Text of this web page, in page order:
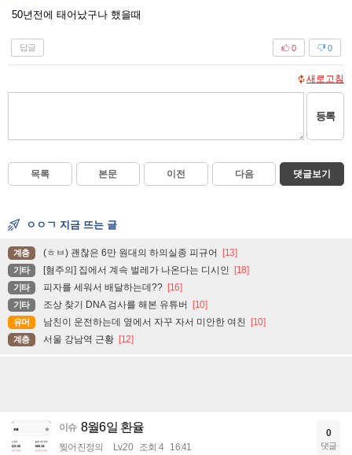
50년전에 태어났구나 했을때
답글 0
0
새로고침
등록
목록 본문 이전 다음 댓글보기
ㅇㅇㄱ 지금 뜨는 글
계층 (ㅎㅂ) 괜찮은 6만 원대의 하의실종 피규어 [13]
기타 [혐주의] 집에서 계속 벌레가 나온다는 디시인 [18]
기타 피자를 세워서 배달하는데?? [16]
기타 조상 찾기 DNA 검사를 해본 유튜버 [10]
유머 남친이 운전하는데 옆에서 자꾸 자서 미안한 여친 [10]
계층 서울 강남역 근황 [12]
이슈 8월6일 환율
찢어진정의 Lv.20 조회 4 16:41
0
댓글